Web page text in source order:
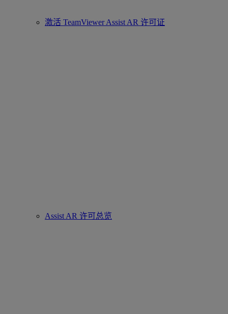
激活 TeamViewer Assist AR 许可证
Assist AR 许可总览